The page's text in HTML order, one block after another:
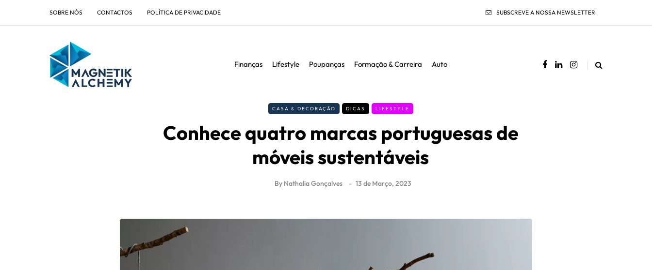
SOBRE NÓS CONTACTOS POLÍTICA DE PRIVACIDADE SUBSCREVE A NOSSA NEWSLETTER
Finanças Lifestyle Poupanças Formação & Carreira Auto
CASA & DECORAÇÃO DICAS LIFESTYLE
Conhece quatro marcas portuguesas de
móveis sustentáveis
By Nathalia Gonçalves 13 de Março, 2023